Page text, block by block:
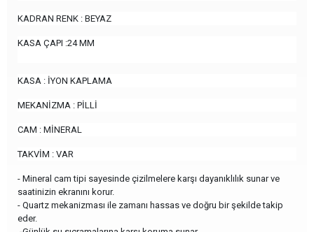
KADRAN RENK : BEYAZ
KASA ÇAPI :24 MM
KASA : İYON KAPLAMA
MEKANİZMA : PİLLİ
CAM : MİNERAL
TAKVİM : VAR
- Mineral cam tipi sayesinde çizilmelere karşı dayanıklılık sunar ve
saatinizin ekranını korur.
- Quartz mekanizması ile zamanı hassas ve doğru bir şekilde takip
eder.